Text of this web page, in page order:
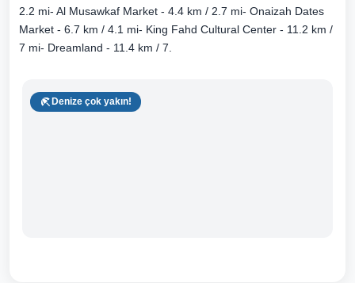
2.2 mi- Al Musawkaf Market - 4.4 km / 2.7 mi- Onaizah Dates
Market - 6.7 km / 4.1 mi- King Fahd Cultural Center - 11.2 km /
7 mi- Dreamland - 11.4 km / 7.
Denize çok yakın!